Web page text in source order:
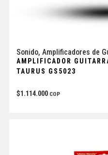
Sonido, Amplificadores de
AMPLIFICADOR
TAURUS GS5023
$1.114.000 COP